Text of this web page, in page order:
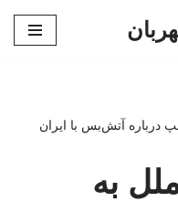
درباره آتش‌بس با ایران
به